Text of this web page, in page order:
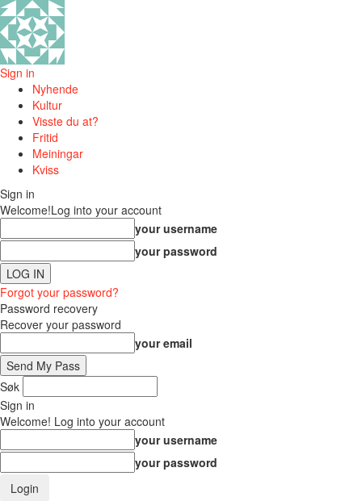
Sign in
Nyhende
Kultur
Visste du at?
Fritid
Meiningar
Kviss
Sign in
Welcome!Log into your account
your username
your password
Forgot your password?
Password recovery
Recover your password
your email
Søk
Sign in
Welcome! Log into your account
your username
your password